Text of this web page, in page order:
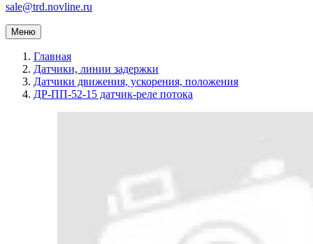
sale@trd.novline.ru
Меню
Главная
Датчики, линии задержки
Датчики движения, ускорения, положения
ДР-ПП-52-15 датчик-реле потока